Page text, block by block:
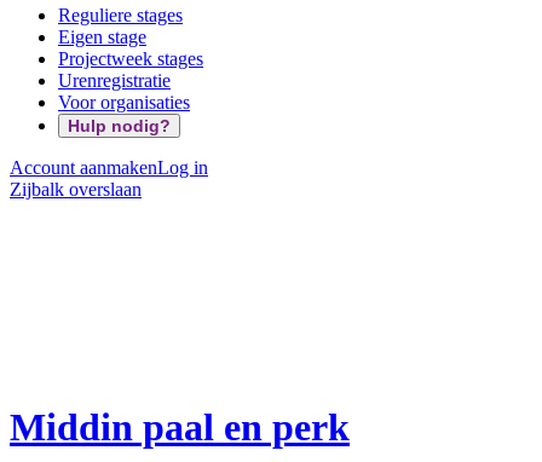
Reguliere stages
Eigen stage
Projectweek stages
Urenregistratie
Voor organisaties
Hulp nodig?
Account aanmakenLog in
Zijbalk overslaan
Middin paal en perk